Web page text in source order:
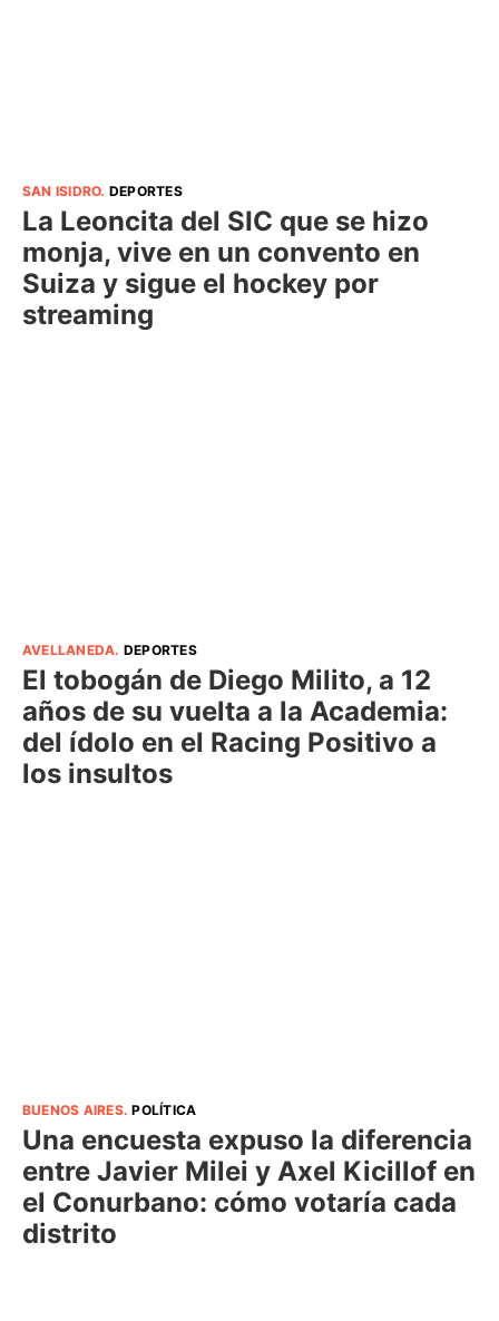
SAN ISIDRO. DEPORTES
La Leoncita del SIC que se hizo
monja, vive en un convento en
Suiza y sigue el hockey por
streaming
AVELLANEDA. DEPORTES
El tobogán de Diego Milito, a 12
años de su vuelta a la Academia:
del ídolo en el Racing Positivo a
los insultos
BUENOS AIRES.POLÍTICA
Una encuesta expuso la diferencia
entre Javier Milei y Axel Kicillof en
el Conurbano: cómo votaría cada
distrito